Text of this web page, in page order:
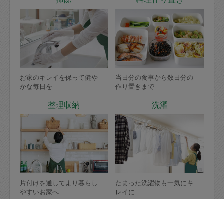
お家のキレイを保って健や
かな毎日を
当日分の食事から数日分の
作り置きまで
整理収納
片付けを通してより暮らし
やすいお家へ
洗濯
たまった洗濯物も一気にキ
レイに